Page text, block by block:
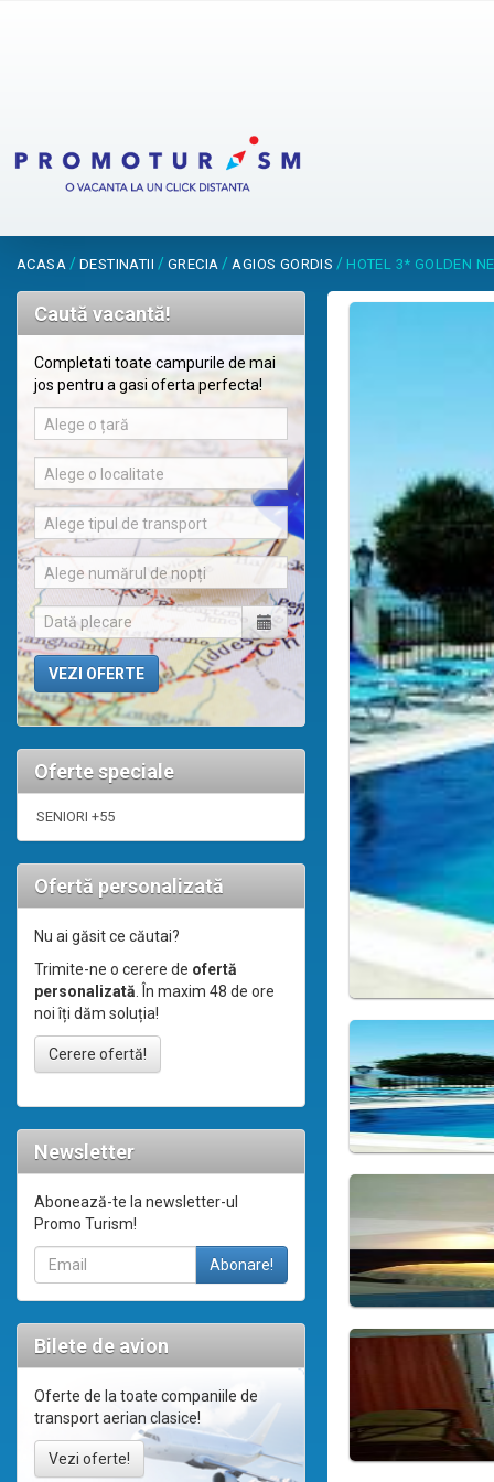
ACASA / DESTINATII / GRECIA /AGIOS GORDIS / HOTEL 3* GOLDEN
Caută vacantă!
Completati toate campurile de mai
jos pentru a gasi oferta perfecta!
Alege o țară
Alege o localitate
Alege tipul de transport
Alege numărul de nopți
Oferte speciale
SENIORI +55
Ofertă personalizată
Nu ai găsit ce căutai?
Trimite-ne o cerere de ofertă
personalizată. În maxim 48 de ore
noi îți dăm soluția!
Cerere ofertă!
Newsletter
Abonează-te la newsletter-ul
Promo Turism!
Bilete de avion
Oferte de la toate companiile de
transport aerian clasice!
Vezi oferte!